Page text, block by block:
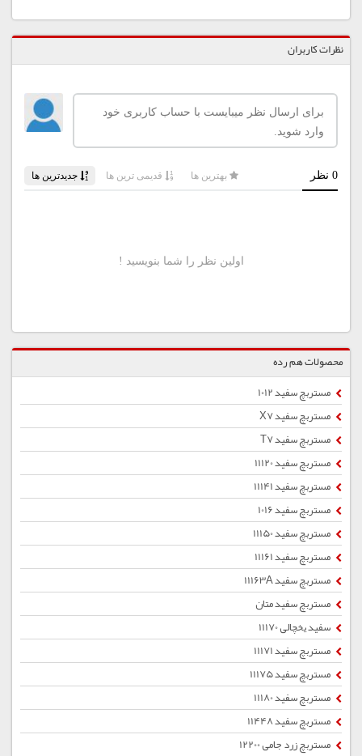
نظرات کاربران
محصولات هم رده
مستربچ سفید 1012
مستربچ سفید X7
مستربچ سفید T7
مستربچ سفید 11120
مستربچ سفید 11141
مستربچ سفید 1016
مستربچ سفید 11150
مستربچ سفید 11161
مستربچ سفید 11163A
مستربچ سفید متان
سفید یخچالی 11170
مستربچ سفید 11171
مستربچ سفید 11175
مستربچ سفید 11180
مستربچ سفید 11448
مستربچ زرد جامی 12200